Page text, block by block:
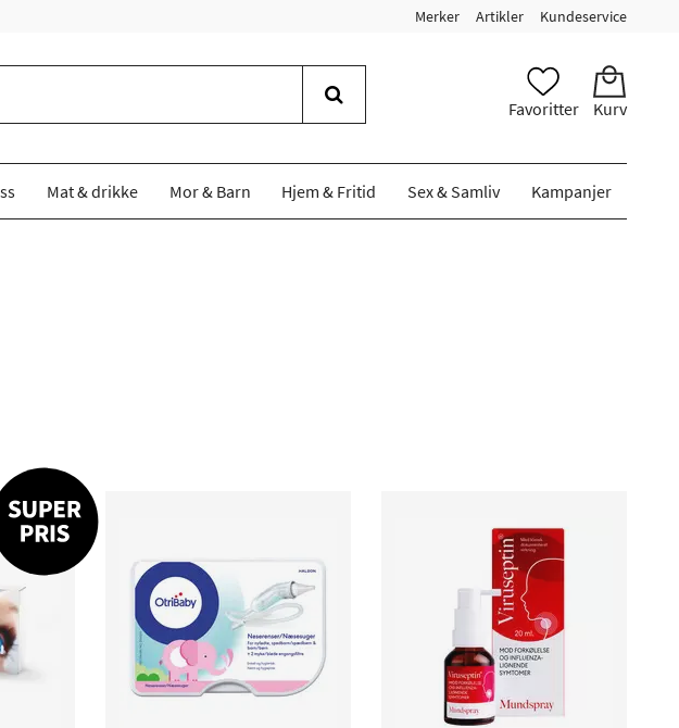
Merker Artikler Kundeservice
Favoritter Kurv
Mat & drikke Mor & Barn Hjem & Fritid Sex & Samliv Kampanjer